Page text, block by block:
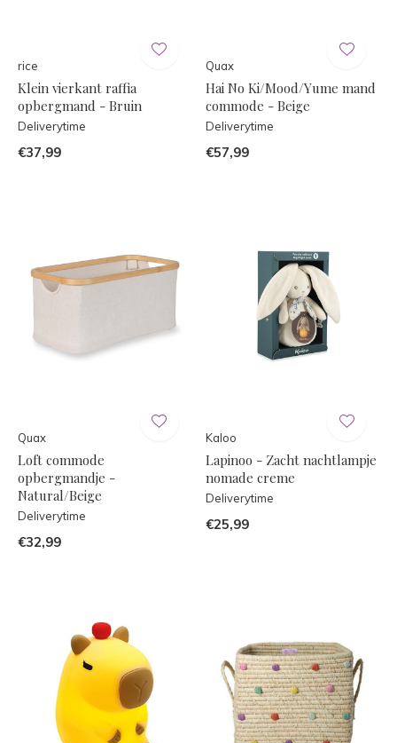
rice
Klein vierkant raffia
opbergmand - Bruin
Deliverytime
€37,99
Quax
Hai No Ki/Mood/Yume mand
commode - Beige
Deliverytime
€57,99
Quax
Loft commode
opbergmandje -
Natural/Beige
Deliverytime
€32,99
Kaloo
Lapinoo - Zacht nachtlampje
nomade creme
Deliverytime
€25,99